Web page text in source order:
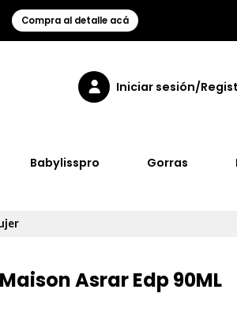
Compra al detalle acá
Iniciar sesión/
Babylisspro Gorras
Asrar Edp 90ML